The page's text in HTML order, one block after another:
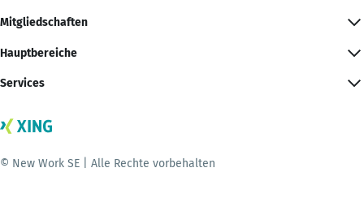
Mitgliedschaften
Hauptbereiche
Services
© New Work SE | Alle Rechte vorbehalten